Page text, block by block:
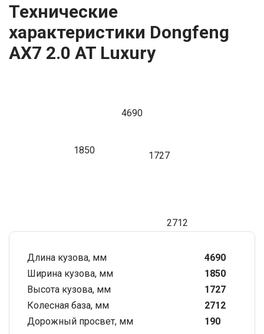
Технические
характеристики Dongfeng
AX7 2.0 AT Luxury
4690
1850 1727
2712
Длина кузова, мм
4690
Ширина кузова, мм
1850
Высота кузова, мм
1727
Колесная база, мм
2712
Дорожный просвет, мм
190